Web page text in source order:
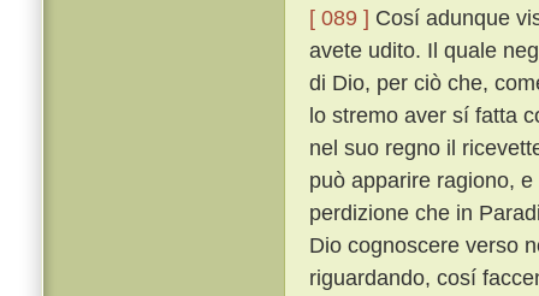
[ 089 ] Cosí adunque
avete udito. Il quale
di Dio, per ciò che,
lo stremo aver sí fatta
nel suo regno il
può apparire ragiono,
perdizione che in
Dio cognoscere verso
riguardando, cosí